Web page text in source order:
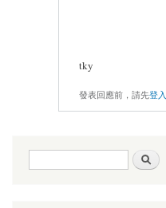
tky
發表回應前，請先登入
搜尋表單